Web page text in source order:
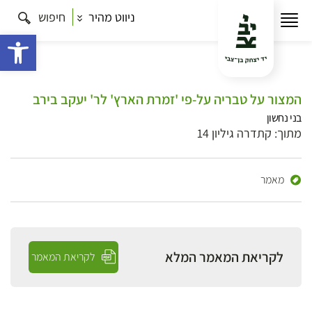
ניווט מהיר חיפוש
המצור על טבריה על-פי 'זמרת הארץ' לר' יעקב בירב
בני נחשון
מתוך: קתדרה גיליון 14
מאמר
לקריאת המאמר המלא לקריאת המאמר